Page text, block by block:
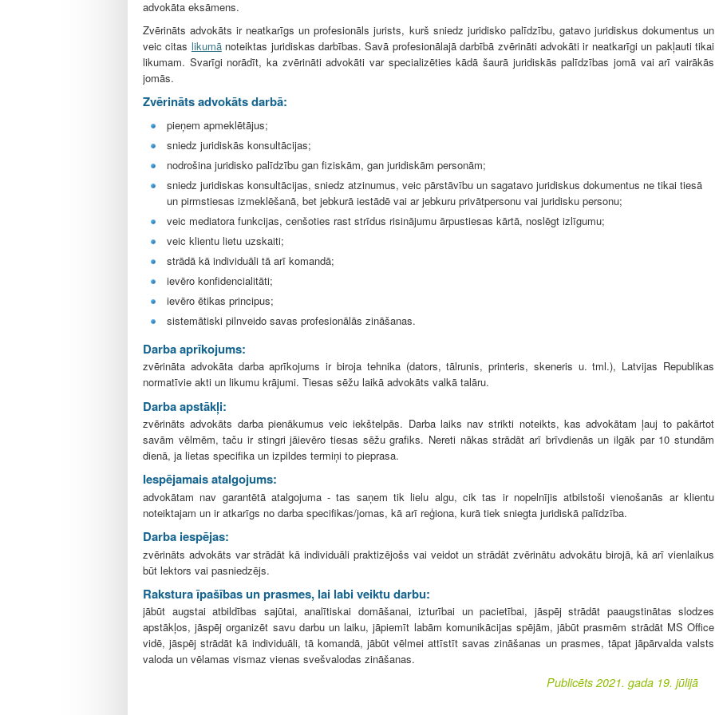
advokāta eksāmens.
Zvērināts advokāts ir neatkarīgs un profesionāls jurists, kurš sniedz juridisko palīdzību, gatavo juridiskus dokumentus un
veic citas likumānoteiktas juridiskas darbības. Savā profesionālajā darbībā zvērināti advokāti ir neatkarīgi un pakļauti tikai
likumam. Svarīgi norādīt, ka zvērināti advokāti var specializēties kādā šaurā juridiskās palīdzības jomā vai arī vairākās
jomās.
Zvērināts advokāts darbā:
pieņem apmeklētājus;
sniedz juridiskās konsultācijas;
nodrošina juridisko palīdzību gan fiziskām, gan juridiskām personām;
sniedz juridiskas konsultācijas, sniedz atzinumus, veic pārstāvību un sagatavo juridiskus dokumentus ne tikai tiesā
un pirmstiesas izmeklēšanā, bet jebkurā iestādē vai ar jebkuru privātpersonu vai juridisku personu;
veic mediatora funkcijas, cenšoties rast strīdus risinājumu ārpustiesas kārtā, noslēgt izlīgumu;
veic klientu lietu uzskaiti;
strādā kā individuāli tā arī komandā;
ievēro konfidencialitāti;
ievēro ētikas principus;
sistemātiski pilnveido savas profesionālās zināšanas.
Darba aprīkojums:
zvērināta advokāta darba aprīkojums ir biroja tehnika (dators, tālrunis, printeris, skeneris u. tml.), Latvijas Republikas
normatīvie akti un likumu krājumi. Tiesas sēžu laikā advokāts valkā talāru.
Darba apstākļi:
zvērināts advokāts darba pienākumus veic iekštelpās. Darba laiks nav strikti noteikts, kas advokātam ļauj to pakārtot
savām vēlmēm, taču ir stingri jāievēro tiesas sēžu grafiks. Nereti nākas strādāt arī brīvdienās un ilgāk par 10 stundām
dienā, ja lietas specifika un izpildes termiņi to pieprasa.
Iespējamais atalgojums:
advokātam nav garantētā atalgojuma - tas saņem tik lielu algu, cik tas ir nopelnījis atbilstoši vienošanās ar klientu
noteiktajam un ir atkarīgs no darba specifikas/jomas, kā arī reģiona, kurā tiek sniegta juridiskā palīdzība.
Darba iespējas:
zvērināts advokāts var strādāt kā individuāli praktizējošs vai veidot un strādāt zvērinātu advokātu birojā, kā arī vienlaikus
būt lektors vai pasniedzējs.
Rakstura īpašības un prasmes, lai labi veiktu darbu:
jābūt augstai atbildības sajūtai, analītiskai domāšanai, izturībai un pacietībai, jāspēj strādāt paaugstinātas slodzes
apstākļos, jāspēj organizēt savu darbu un laiku, jāpiemīt labām komunikācijas spējām, jābūt prasmēm strādāt MS Office
vidē, jāspēj strādāt kā individuāli, tā komandā, jābūt vēlmei attīstīt savas zināšanas un prasmes, tāpat jāpārvalda valsts
valoda un vēlamas vismaz vienas svešvalodas zināšanas.
Publicēts 2021. gada 19. jūlijā